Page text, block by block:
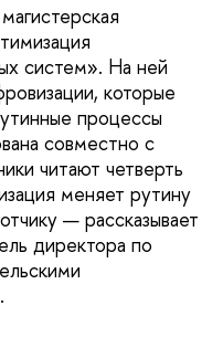
систем». На ней
которые
процессы
совместно с
читают четверть
меняет рутину
— рассказывает
директора по